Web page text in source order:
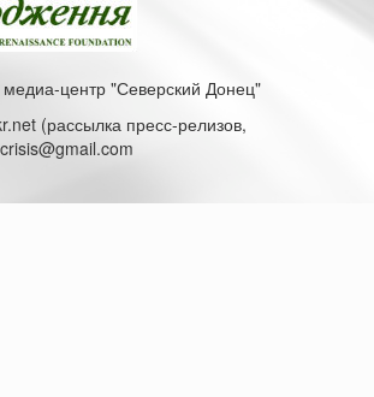
центр "Северский Донец"
(рассылка пресс-релизов,